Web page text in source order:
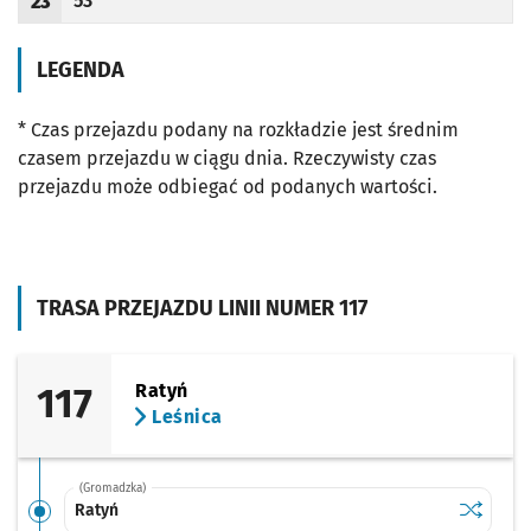
TRASA PRZEJAZDU LINII NUMER 117
117
Ratyń
Leśnica
(Gromadzka)
Ratyń Sprawdź
Ratyń
Godzina odjazdu
Odjazd
minut po godzinie 23
LEGENDA
* Czas przejazdu podany na rozkładzie jest średnim
czasem przejazdu w ciągu dnia. Rzeczywisty czas
przejazdu może odbiegać od podanych wartości.